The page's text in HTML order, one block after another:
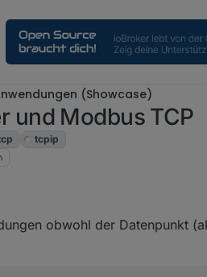
(Showcase)
und Modbus TCP
tcpip
obwohl der Datenpunkt